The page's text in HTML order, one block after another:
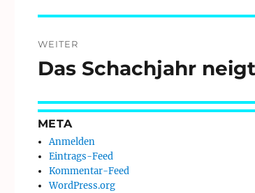
WEITER
Nächster
Das Schachjahr
META
Anmelden
Eintrags-Feed
Kommentar-Feed
WordPress.org